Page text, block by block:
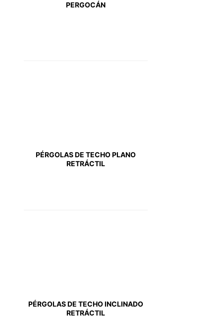
PERGOCÁN
PÉRGOLAS DE TECHO PLANO
RETRÁCTIL
PÉRGOLAS DE TECHO INCLINADO
RETRÁCTIL